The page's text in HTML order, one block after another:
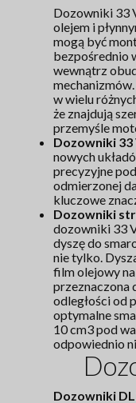
Dozowniki 33
olejem i
mogą być
bezpośrednio
wewnątrz
mechanizmów.
w wielu
że znajdują
przemyśle
Dozowniki 33
nowych
precyzyjne
odmierzonej
kluczowe
Dozowniki
dozowniki 33
dyszę do
nie tylko.
film olejowy
przeznaczona
odległości od
optymalne
10 cm3 pod
odpowiednio
Dozowniki